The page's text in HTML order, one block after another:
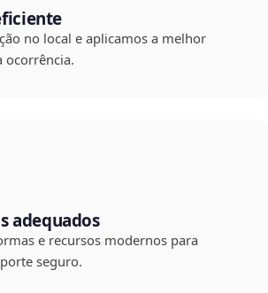
no local e aplicamos a melhor
ocorrência.
adequados
e recursos modernos para
seguro.